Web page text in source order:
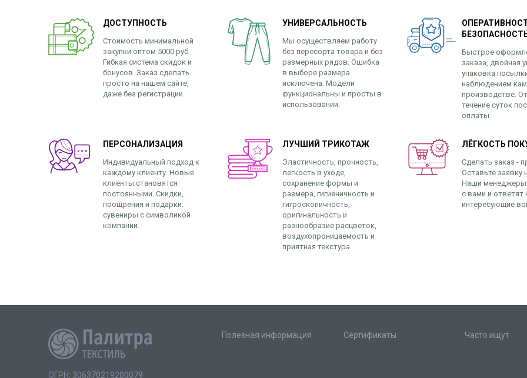
ДОСТУПНОСТЬ
Стоимость минимальной
закупки оптом 5000 руб.
Гибкая система скидок и
бонусов. Заказ сделать
просто на нашем сайте,
даже без регистрации.
УНИВЕРСАЛЬНОСТЬ
Мы осуществляем работу
без пересорта товара и без
размерных рядов. Ошибка
в выборе размера
исключена. Модели
функциональны и просты в
использовании.
Быстрое
заказа, двойная
упаковка
наблюдением
производстве.
течение суток
оплаты.
ПЕРСОНАЛИЗАЦИЯ
Индивидуальный подход к
каждому клиенту. Новые
клиенты становятся
постоянными. Скидки,
поощрения и подарки:
сувениры с символикой
компании.
ЛУЧШИЙ ТРИКОТАЖ
Эластичность, прочность,
легкость в уходе,
сохранение формы и
размера, гигиеничность и
гигроскопичность,
оригинальность и
разнообразие расцветок,
воздухопроницаемость и
приятная текстура.
ЛЁГКОСТЬ
Сделать заказ -
Оставьте заявку
Наши менеджеры
с вами и ответят
интересующие
ОГРН: 306370219200079
Полезная информация Сертификаты Часто ищут